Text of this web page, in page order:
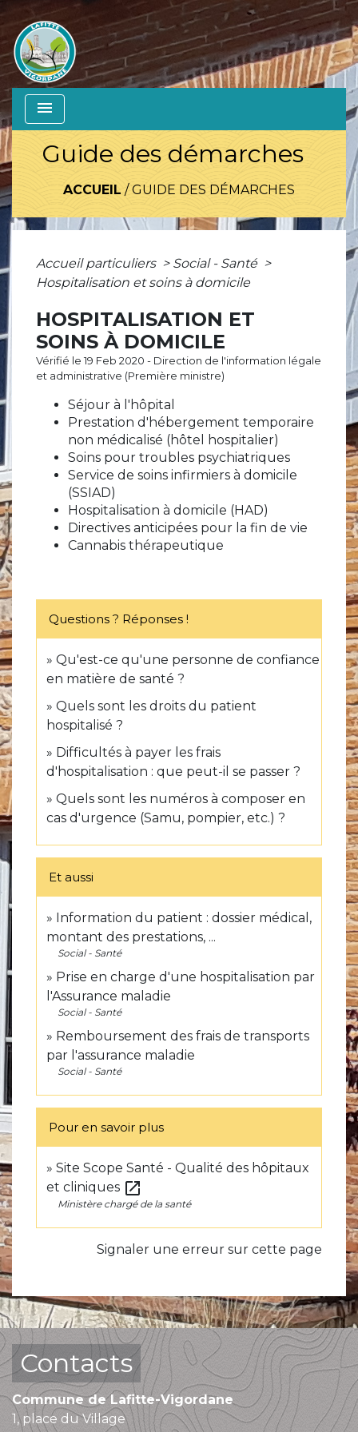
menu
Guide des démarches
ACCUEIL /GUIDE DES DÉMARCHES
Accueil particuliers > Social - Santé >
Hospitalisation et soins à domicile
HOSPITALISATION ET
SOINS À DOMICILE
Vérifié le 19 Feb 2020 - Direction de l'information légale
et administrative (Première ministre)
Séjour à l'hôpital
Prestation d'hébergement temporaire
non médicalisé (hôtel hospitalier)
Soins pour troubles psychiatriques
Service de soins infirmiers à domicile
(SSIAD)
Hospitalisation à domicile (HAD)
Directives anticipées pour la fin de vie
Cannabis thérapeutique
Questions ? Réponses !
Qu'est-ce qu'une personne de confiance
en matière de santé ?
Quels sont les droits du patient
hospitalisé ?
Difficultés à payer les frais
d'hospitalisation : que peut-il se passer ?
Quels sont les numéros à composer en
cas d'urgence (Samu, pompier, etc.) ?
Et aussi
Information du patient : dossier médical,
montant des prestations, ...
Social - Santé
Prise en charge d'une hospitalisation par
l'Assurance maladie
Social - Santé
Remboursement des frais de transports
par l'assurance maladie
Social - Santé
Pour en savoir plus
Site Scope Santé - Qualité des hôpitaux
et cliniques open_in_new
Ministère chargé de la santé
Signaler une erreur sur cette page
Contacts
Commune de Lafitte-Vigordane
1, place du Village